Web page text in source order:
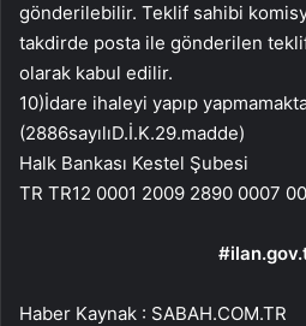
gönderilebilir. Teklif sahibi
takdirde posta ile gönderilen
olarak kabul edilir.
10)İdare ihaleyi yapıp
(2886sayılıD.İ.K.29.madde)
Halk Bankası Kestel Şubesi
TR TR12 0001 2009 2890 0007
Haber Kaynak : SABAH.COM.TR